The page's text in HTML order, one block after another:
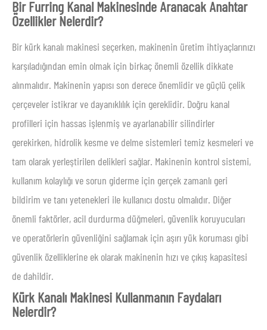
Bir Furring Kanal Makinesinde Aranacak Anahtar
Özellikler Nelerdir?
Bir kürk kanalı makinesi seçerken, makinenin üretim ihtiyaçlarınızı
karşıladığından emin olmak için birkaç önemli özellik dikkate
alınmalıdır. Makinenin yapısı son derece önemlidir ve güçlü çelik
çerçeveler istikrar ve dayanıklılık için gereklidir. Doğru kanal
profilleri için hassas işlenmiş ve ayarlanabilir silindirler
gerekirken, hidrolik kesme ve delme sistemleri temiz kesmeleri ve
tam olarak yerleştirilen delikleri sağlar. Makinenin kontrol sistemi,
kullanım kolaylığı ve sorun giderme için gerçek zamanlı geri
bildirim ve tanı yetenekleri ile kullanıcı dostu olmalıdır. Diğer
önemli faktörler, acil durdurma düğmeleri, güvenlik koruyucuları
ve operatörlerin güvenliğini sağlamak için aşırı yük koruması gibi
güvenlik özelliklerine ek olarak makinenin hızı ve çıkış kapasitesi
de dahildir.
Kürk Kanalı Makinesi Kullanmanın Faydaları
Nelerdir?